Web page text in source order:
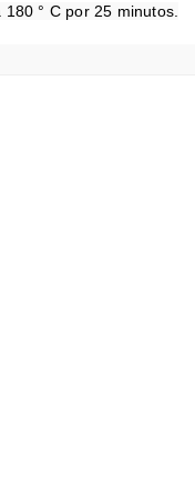
° C por 25 minutos.